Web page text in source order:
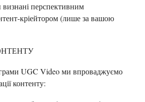
перспективним
кріейтором (лише за вашою
UGC Video ми впроваджуємо
контенту: